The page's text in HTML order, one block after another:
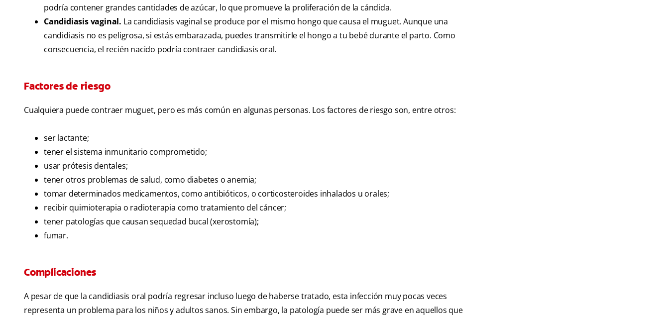
podría contener grandes cantidades de azúcar, lo que promueve la proliferación de la cándida.
Candidiasis vaginal. La candidiasis vaginal se produce por el mismo hongo que causa el muguet. Aunque una
candidiasis no es peligrosa, si estás embarazada, puedes transmitirle el hongo a tu bebé durante el parto. Como
consecuencia, el recién nacido podría contraer candidiasis oral.
Factores de riesgo
Cualquiera puede contraer muguet, pero es más común en algunas personas. Los factores de riesgo son, entre otros:
ser lactante;
tener el sistema inmunitario comprometido;
usar prótesis dentales;
tener otros problemas de salud, como diabetes o anemia;
tomar determinados medicamentos, como antibióticos, o corticosteroides inhalados u orales;
recibir quimioterapia o radioterapia como tratamiento del cáncer;
tener patologías que causan sequedad bucal (xerostomía);
fumar.
Complicaciones
A pesar de que la candidiasis oral podría regresar incluso luego de haberse tratado, esta infección muy pocas veces
representa un problema para los niños y adultos sanos. Sin embargo, la patología puede ser más grave en aquellos que